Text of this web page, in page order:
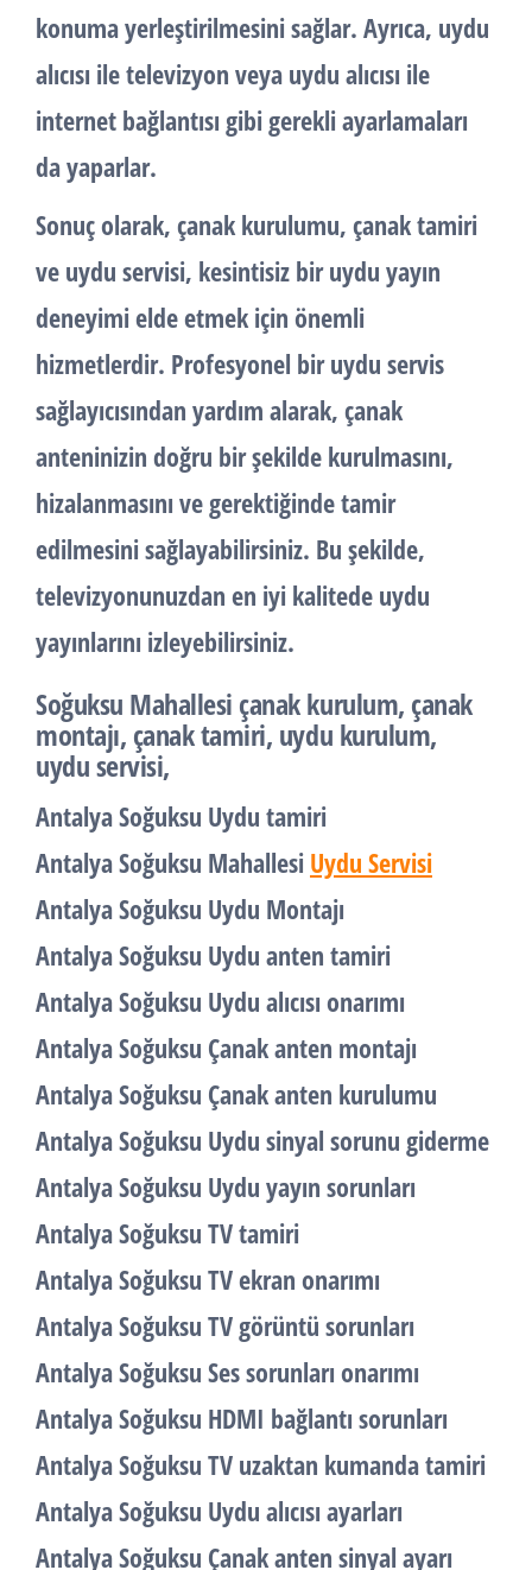
konuma yerleştirilmesini sağlar. Ayrıca, uydu
alıcısı ile televizyon veya uydu alıcısı ile
internet bağlantısı gibi gerekli ayarlamaları
da yaparlar.
Sonuç olarak, çanak kurulumu, çanak tamiri
ve uydu servisi, kesintisiz bir uydu yayın
deneyimi elde etmek için önemli
hizmetlerdir. Profesyonel bir uydu servis
sağlayıcısından yardım alarak, çanak
anteninizin doğru bir şekilde kurulmasını,
hizalanmasını ve gerektiğinde tamir
edilmesini sağlayabilirsiniz. Bu şekilde,
televizyonunuzdan en iyi kalitede uydu
yayınlarını izleyebilirsiniz.
Soğuksu Mahallesi çanak kurulum, çanak
montajı, çanak tamiri, uydu kurulum,
uydu servisi,
Antalya Soğuksu Uydu tamiri
Antalya Soğuksu Mahallesi Uydu Servisi
Antalya Soğuksu Uydu Montajı
Antalya Soğuksu Uydu anten tamiri
Antalya Soğuksu Uydu alıcısı onarımı
Antalya Soğuksu Çanak anten montajı
Antalya Soğuksu Çanak anten kurulumu
Antalya Soğuksu Uydu sinyal sorunu giderme
Antalya Soğuksu Uydu yayın sorunları
Antalya Soğuksu TV tamiri
Antalya Soğuksu TV ekran onarımı
Antalya Soğuksu TV görüntü sorunları
Antalya Soğuksu Ses sorunları onarımı
Antalya Soğuksu HDMI bağlantı sorunları
Antalya Soğuksu TV uzaktan kumanda tamiri
Antalya Soğuksu Uydu alıcısı ayarları
Antalya Soğuksu Çanak anten sinyal ayarı